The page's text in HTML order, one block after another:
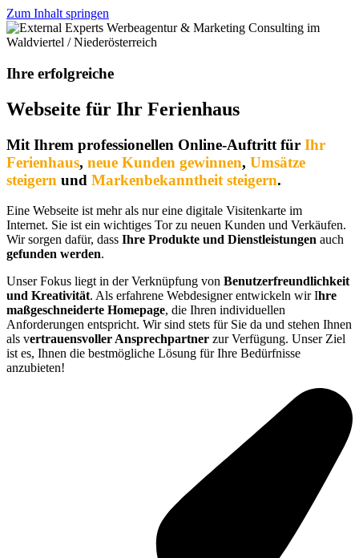
Zum Inhalt springen
Ihre erfolgreiche
Webseite für Ihr Ferienhaus
Mit Ihrem professionellen Online-Auftritt für Ihr
Ferienhaus, neue Kunden gewinnen, Umsätze
steigern und Markenbekanntheit steigern.
Eine Webseite ist mehr als nur eine digitale Visitenkarte im
Internet. Sie ist ein wichtiges Tor zu neuen Kunden und Verkäufen.
Wir sorgen dafür, dass Ihre Produkte und Dienstleistungen auch
gefunden werden.
Unser Fokus liegt in der Verknüpfung von Benutzerfreundlichkeit
und Kreativität. Als erfahrene Webdesigner entwickeln wir Ihre
maßgeschneiderte Homepage, die Ihren individuellen
Anforderungen entspricht. Wir sind stets für Sie da und stehen Ihnen
als vertrauensvoller Ansprechpartner zur Verfügung. Unser Ziel
ist es, Ihnen die bestmögliche Lösung für Ihre Bedürfnisse
anzubieten!